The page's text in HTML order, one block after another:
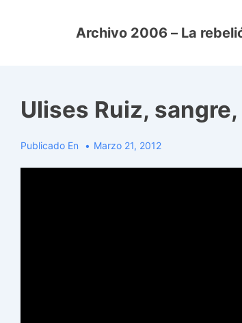
Archivo 2006 – La
Ulises Ruiz,
Publicado En Marzo 21, 2012